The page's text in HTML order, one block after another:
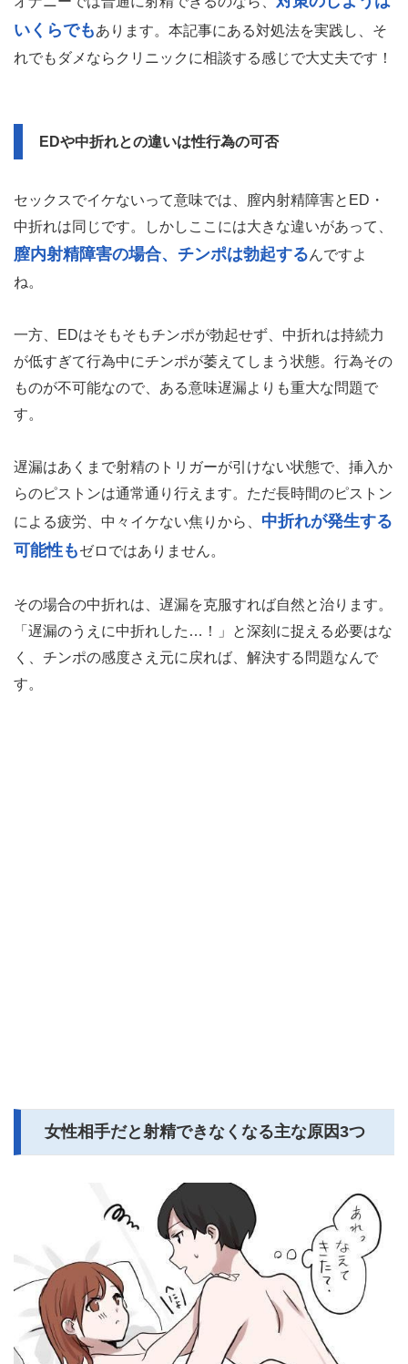
いくらでもあります。本記事にある対処法を実践し、そ
れでもダメならクリニックに相談する感じで大丈夫です！
EDや中折れとの違いは性行為の可否
セックスでイケないって意味では、膣内射精障害とED・
中折れは同じです。しかしここには大きな違いがあって、
膣内射精障害の場合、チンポは勃起するんですよ
ね。
一方、EDはそもそもチンポが勃起せず、中折れは持続力
が低すぎて行為中にチンポが萎えてしまう状態。行為その
ものが不可能なので、ある意味遅漏よりも重大な問題で
す。
遅漏はあくまで射精のトリガーが引けない状態で、挿入か
らのピストンは通常通り行えます。ただ長時間のピストン
による疲労、中々イケない焦りから、 中折れが発生する
可能性もゼロではありません。
その場合の中折れは、遅漏を克服すれば自然と治ります。
「遅漏のうえに中折れした…！」と深刻に捉える必要はな
く、チンポの感度さえ元に戻れば、解決する問題なんで
す。
女性相手だと射精できなくなる主な原因3つ